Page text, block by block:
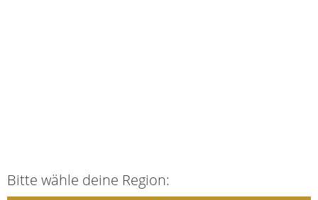
Bitte wähle deine Region: